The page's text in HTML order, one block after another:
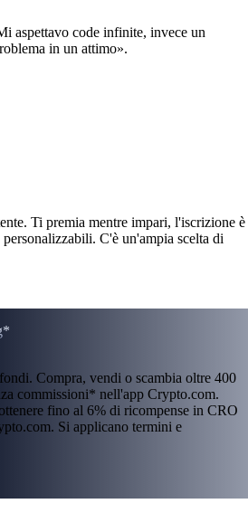
aspettavo code infinite, invece un
in un attimo».
Ti premia mentre impari, l'iscrizione è
C'è un'ampia scelta di
Compra, vendi o scambia oltre 400
commissioni* nell'app Crypto.com.
fino al 6% di ricompense in CRO
Si applicano termini e